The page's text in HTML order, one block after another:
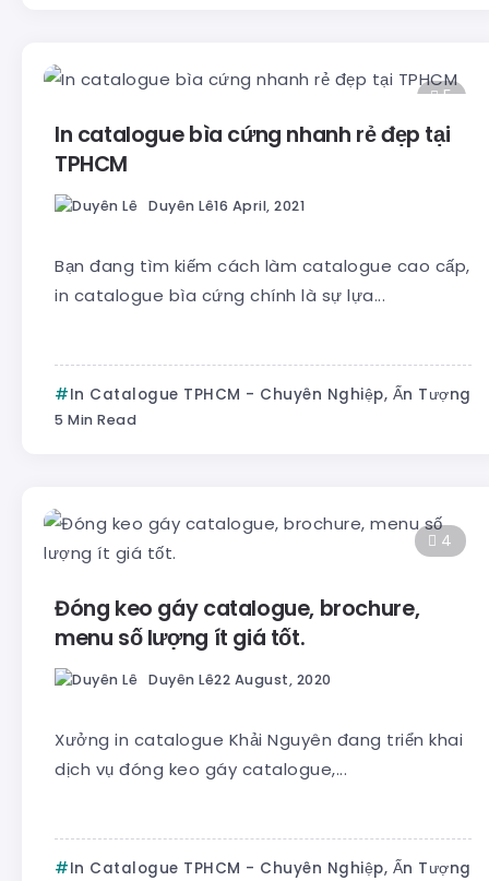
5
In catalogue bìa cứng nhanh rẻ đẹp tại
TPHCM
Duyên Lê16 April, 2021
Bạn đang tìm kiếm cách làm catalogue cao cấp,
in catalogue bìa cứng chính là sự lựa...
In Catalogue TPHCM - Chuyên Nghiệp, Ấn Tượng
5 Min Read
4
Đóng keo gáy catalogue, brochure,
menu số lượng ít giá tốt.
Duyên Lê22 August, 2020
Xưởng in catalogue Khải Nguyên đang triển khai
dịch vụ đóng keo gáy catalogue,...
In Catalogue TPHCM - Chuyên Nghiệp, Ấn Tượng